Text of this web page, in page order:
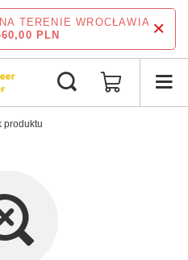
TERENIE WROCŁAWIA
PLN
produktu